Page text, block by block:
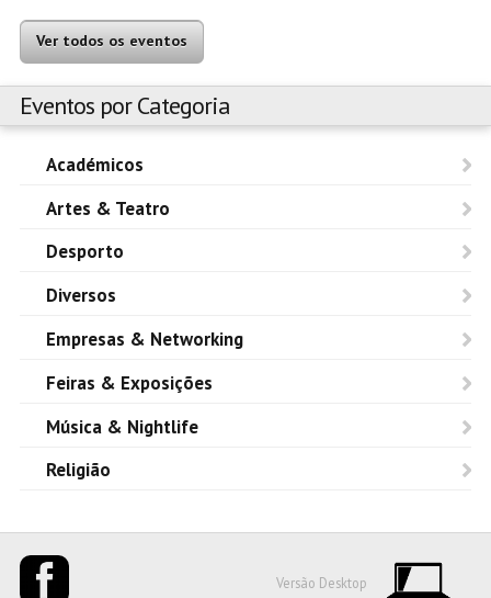
Ver todos os eventos
Eventos por Categoria
Académicos
Artes & Teatro
Desporto
Diversos
Empresas & Networking
Feiras & Exposições
Música & Nightlife
Religião
Versão Desktop